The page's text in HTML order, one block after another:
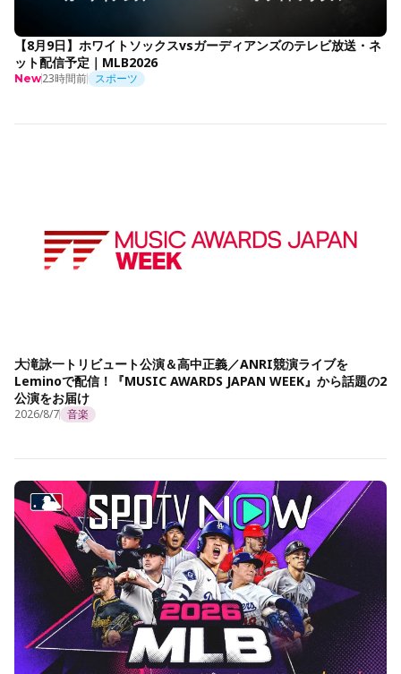
【8月9日】ホワイトソックスvsガーディアンズのテレビ放送・ネ
ット配信予定｜MLB2026
New23時間前 スポーツ
大滝詠一トリビュート公演＆高中正義／ANRI競演ライブを
Leminoで配信！『MUSIC AWARDS JAPAN WEEK』から話題の2
公演をお届け
2026/8/7 音楽